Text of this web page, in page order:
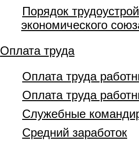
Порядок
экономического
Оплата труда
Оплата труда
Оплата труда
Служебные
Средний заработок